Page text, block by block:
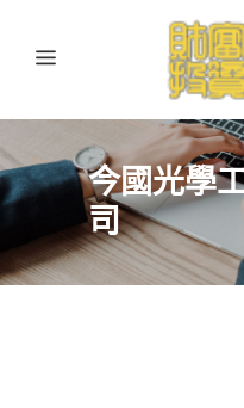
今國光學
司